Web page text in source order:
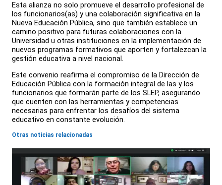
Esta alianza no solo promueve el desarrollo profesional de
los funcionarios(as) y una colaboración significativa en la
Nueva Educación Pública, sino que también establece un
camino positivo para futuras colaboraciones con la
Universidad u otras instituciones en la implementación de
nuevos programas formativos que aporten y fortalezcan la
gestión educativa a nivel nacional.
Este convenio reafirma el compromiso de la Dirección de
Educación Pública con la formación integral de las y los
funcionarios que formarán parte de los SLEP, asegurando
que cuenten con las herramientas y competencias
necesarias para enfrentar los desafíos del sistema
educativo en constante evolución.
Otras noticias relacionadas